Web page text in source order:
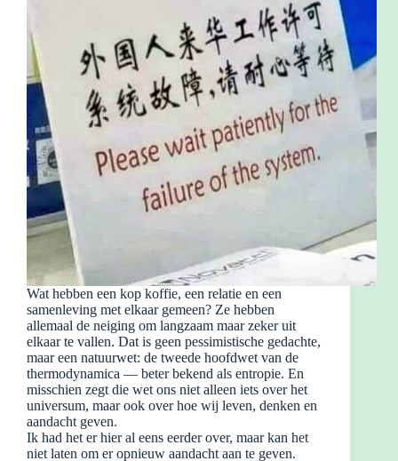
Wat hebben een kop koffie, een relatie en een
samenleving met elkaar gemeen? Ze hebben
allemaal de neiging om langzaam maar zeker uit
elkaar te vallen. Dat is geen pessimistische gedachte,
maar een natuurwet: de tweede hoofdwet van de
thermodynamica — beter bekend als entropie. En
misschien zegt die wet ons niet alleen iets over het
universum, maar ook over hoe wij leven, denken en
aandacht geven.
Ik had het er hier al eens eerder over, maar kan het
niet laten om er opnieuw aandacht aan te geven.